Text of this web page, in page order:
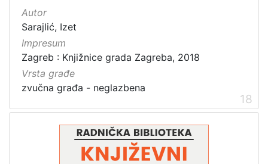
Autor
Sarajlić, Izet
Impresum
Zagreb : Knjižnice grada Zagreba, 2018
Vrsta građe
zvučna građa - neglazbena
18